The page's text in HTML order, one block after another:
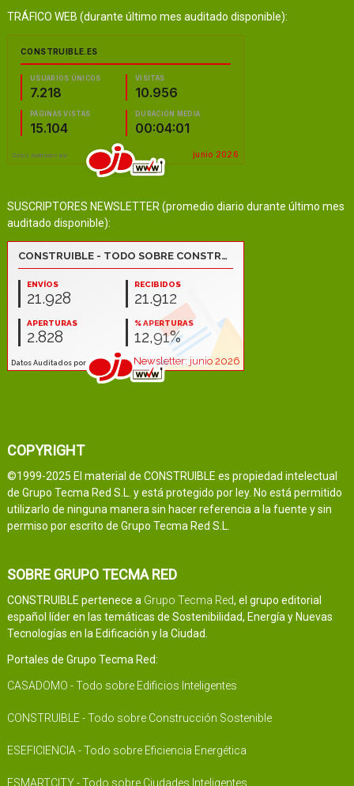
TRÁFICO WEB (durante último mes auditado disponible):
SUSCRIPTORES NEWSLETTER (promedio diario durante último mes
auditado disponible):
COPYRIGHT
©1999-2025 El material de CONSTRUIBLE es propiedad intelectual
de Grupo Tecma Red S.L. y está protegido por ley. No está permitido
utilizarlo de ninguna manera sin hacer referencia a la fuente y sin
permiso por escrito de Grupo Tecma Red S.L.
SOBRE GRUPO TECMA RED
CONSTRUIBLE pertenece a Grupo Tecma Red, el grupo editorial
español líder en las temáticas de Sostenibilidad, Energía y Nuevas
Tecnologías en la Edificación y la Ciudad.
Portales de Grupo Tecma Red:
CASADOMO - Todo sobre Edificios Inteligentes
CONSTRUIBLE - Todo sobre Construcción Sostenible
ESEFICIENCIA - Todo sobre Eficiencia Energética
ESMARTCITY - Todo sobre Ciudades Inteligentes